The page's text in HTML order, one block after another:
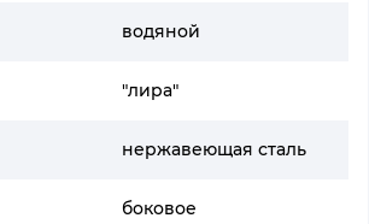
водяной
"лира"
нержавеющая сталь
боковое